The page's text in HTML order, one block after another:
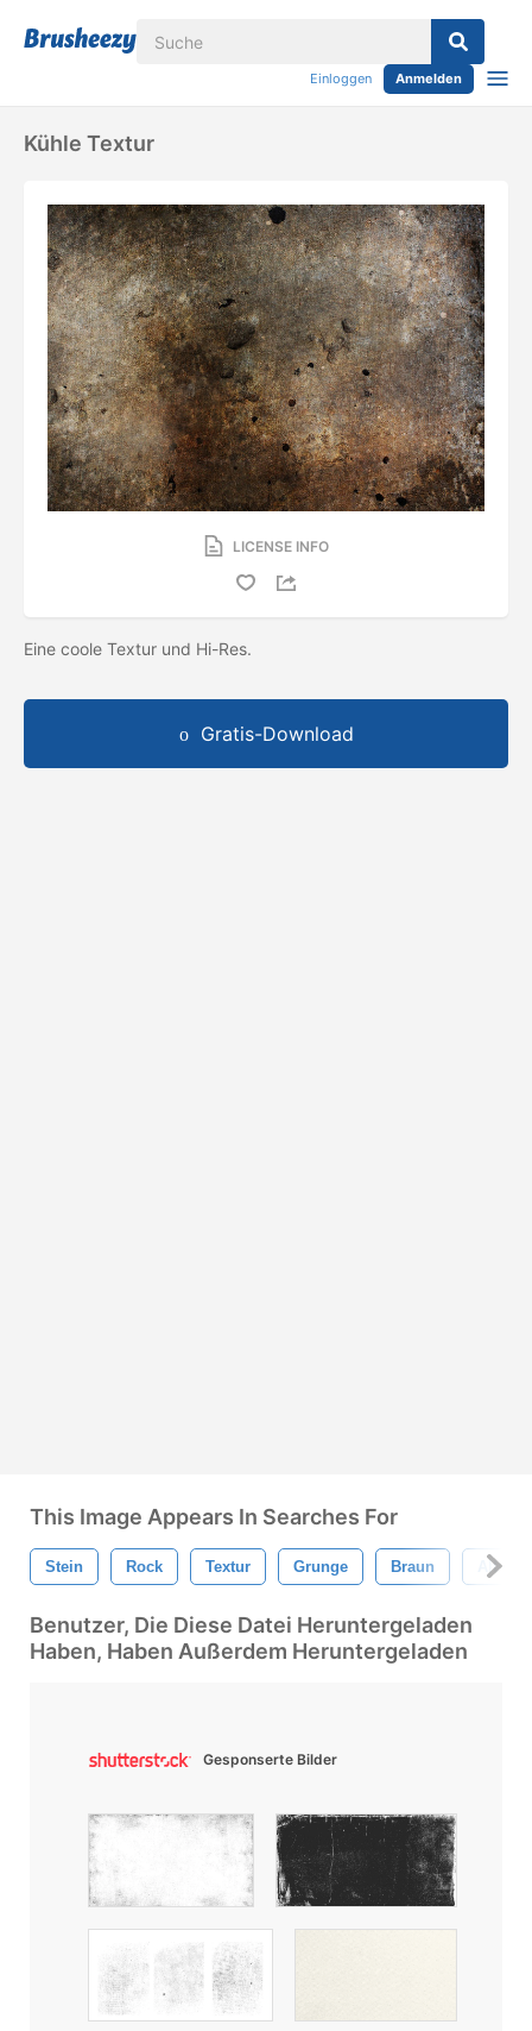
Einloggen Anmelden
Kühle Textur
LICENSE INFO
Eine coole Textur und Hi-Res.
Gratis-Download
This Image Appears In Searches For
Stein Rock Textur Grunge Braun Alt
Benutzer, Die Diese Datei Heruntergeladen
Haben, Haben Außerdem Heruntergeladen
Gesponserte Bilder